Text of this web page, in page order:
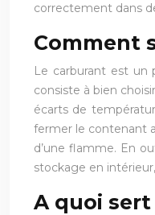
correctement dans
Comment
Le carburant est un
consiste à bien
écarts de
fermer le contenant
d’une flamme. En
stockage en
A quoi